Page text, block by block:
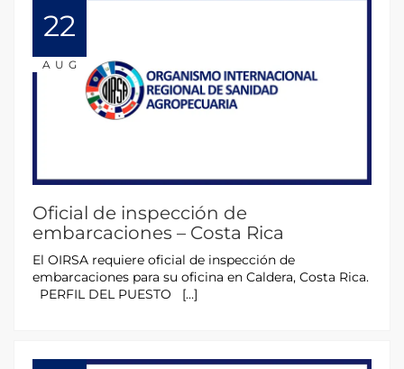
22
AUG
Oficial de inspección de
embarcaciones – Costa Rica
El OIRSA requiere oficial de inspección de
embarcaciones para su oficina en Caldera, Costa Rica.
PERFIL DEL PUESTO […]